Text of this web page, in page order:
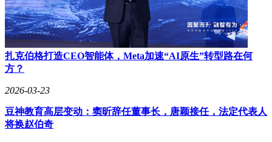
扎克伯格打造CEO智能体，Meta加速“AI原生”转型路在何
方？
2026-03-23
豆神教育高层变动：窦昕辞任董事长，唐颖接任，法定代表人
将换赵伯奇